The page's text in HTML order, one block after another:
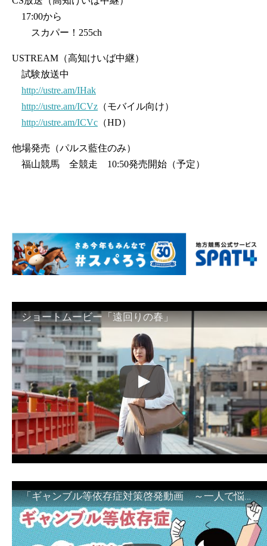
17:00から
スカパー！255ch
USTREAM（高知けいば中継）
試験放送中
http://ustre.am/IHak
http://ustre.am/ICVz （モバイル向け）
http://ustre.am/ICVc （HD）
他場発売（パルス藍住のみ）
福山競馬 全競走 10:50発売開始（予定）
ショートムービー「遠回りの春」
「ギャンブル等依存症対策啓発動画 ～一人で悩まず、家族で悩まず、まず！相談機関へ～」